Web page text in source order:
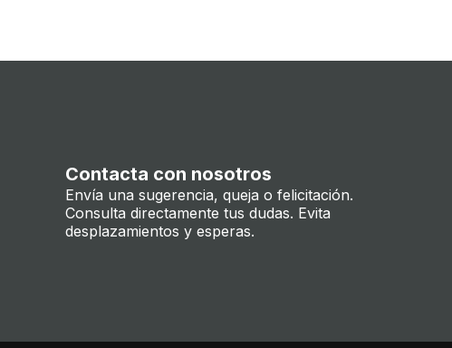
Contacta con nosotros
Envía una sugerencia, queja o felicitación.
Consulta directamente tus dudas. Evita
desplazamientos y esperas.